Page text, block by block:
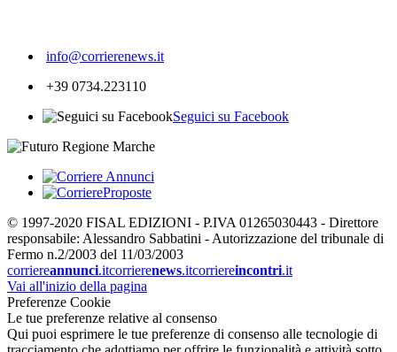
info@corrierenews.it
+39 0734.223110
Seguici su Facebook
© 1997-2020 FISAL EDIZIONI - P.IVA 01265030443 - Direttore
responsabile: Alessandro Sabbatini - Autorizzazione del tribunale di
Fermo n.2/2003 del 11/03/2003
corriereannunci.itcorrierenews.itcorriereincontri.it
Vai all'inizio della pagina
Preferenze Cookie
Le tue preferenze relative al consenso
Qui puoi esprimere le tue preferenze di consenso alle tecnologie di